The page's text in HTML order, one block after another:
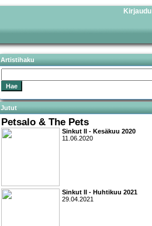
Kirjaudu
Artistihaku
Jutut
Petsalo & The Pets
Sinkut II - Kesäkuu 2020
11.06.2020
Sinkut II - Huhtikuu 2021
29.04.2021